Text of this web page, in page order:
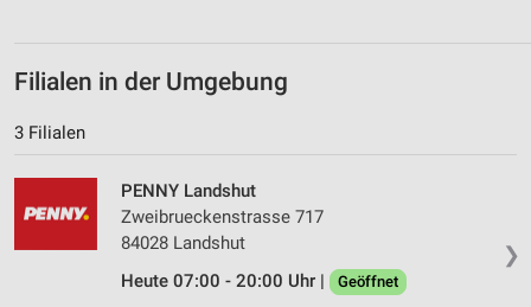
Filialen in der Umgebung
3 Filialen
❯
PENNY Landshut
Zweibrueckenstrasse 717
84028 Landshut
Heute 07:00 - 20:00 Uhr |
Geöffnet
Kombinationen von Daten aus verschiedenen
Entwicklung und Verbesserung der Angebote
Verwendung reduzierter Daten zur Auswahl von